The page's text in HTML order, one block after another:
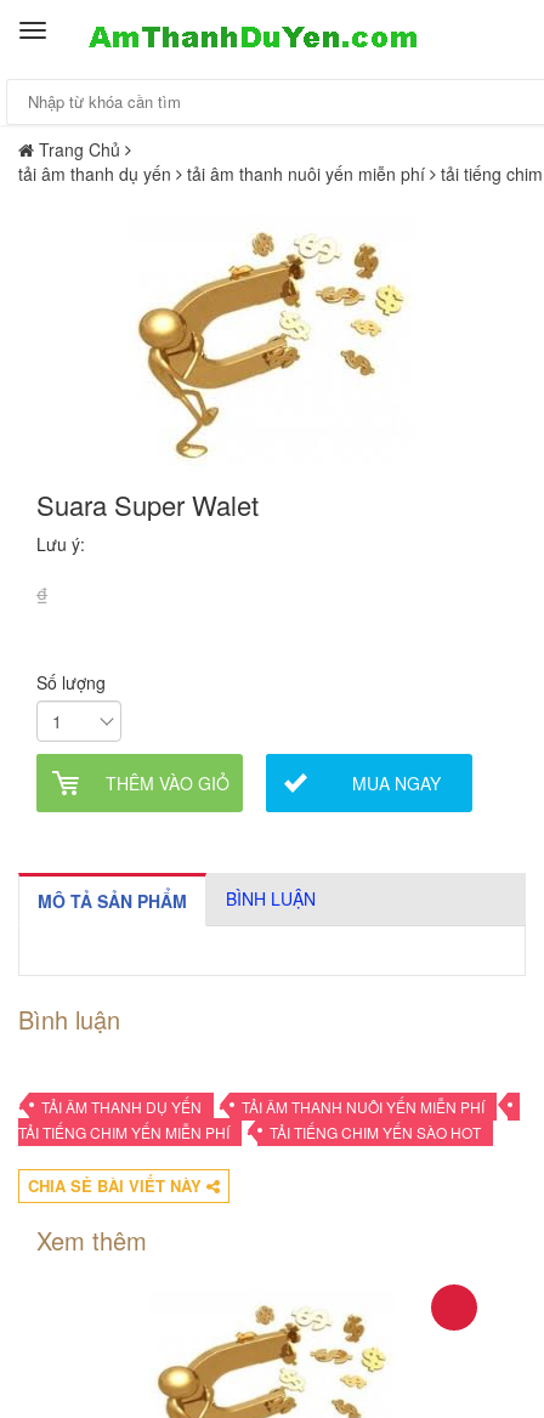
Toggle
Trang Chủ
tải âm thanh dụ yến
tải âm thanh nuôi yến miễn phí tải tiếng
Suara Super Walet
Lưu ý:
₫
Số lượng
THÊM VÀO GIỎ MUA NGAY
MÔ TẢ SẢN PHẨM BÌNH LUẬN
Bình luận
• TẢI ÂM THANH DỤ YẾN • TẢI ÂM THANH NUÔI YẾN MIỄN PHÍ •
TẢI TIẾNG CHIM YẾN MIỄN PHÍ • TẢI TIẾNG CHIM YẾN SÀO HOT
CHIA SẺ BÀI VIẾT NÀY
Xem thêm